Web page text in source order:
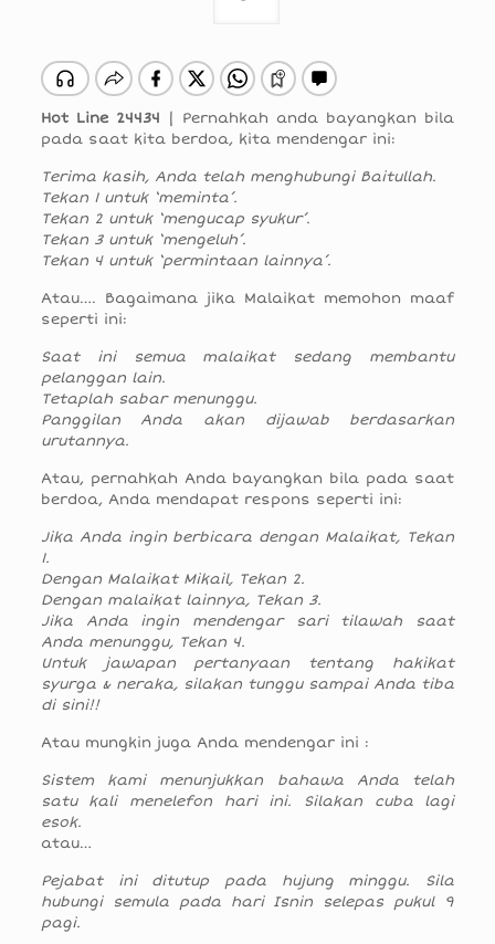
Hot Line 24434 | Pernahkah anda bayangkan bila
pada saat kita berdoa, kita mendengar ini:
Terima kasih, Anda telah menghubungi Baitullah.
Tekan 1 untuk ‘meminta’.
Tekan 2 untuk ‘mengucap syukur’.
Tekan 3 untuk ‘mengeluh’.
Tekan 4 untuk ‘permintaan lainnya’.
Atau…. Bagaimana jika Malaikat memohon maaf
seperti ini:
Saat ini semua malaikat sedang membantu
pelanggan lain.
Tetaplah sabar menunggu.
Panggilan Anda akan dijawab berdasarkan
urutannya.
Atau, pernahkah Anda bayangkan bila pada saat
berdoa, Anda mendapat respons seperti ini:
Jika Anda ingin berbicara dengan Malaikat, Tekan
1.
Dengan Malaikat Mikail, Tekan 2.
Dengan malaikat lainnya, Tekan 3.
Jika Anda ingin mendengar sari tilawah saat
Anda menunggu, Tekan 4.
Untuk jawapan pertanyaan tentang hakikat
syurga & neraka, silakan tunggu sampai Anda tiba
di sini!!
Atau mungkin juga Anda mendengar ini :
Sistem kami menunjukkan bahawa Anda telah
satu kali menelefon hari ini. Silakan cuba lagi
esok.
atau…
Pejabat ini ditutup pada hujung minggu. Sila
hubungi semula pada hari Isnin selepas pukul 9
pagi.